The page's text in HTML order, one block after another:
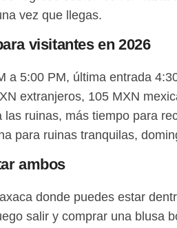
vez que llegas.
visitantes en 2026
a 5:00 PM, última entrada
extranjeros, 105 MXN
las ruinas, más tiempo para
para ruinas tranquilas,
ambos
donde puedes estar
salir y comprar una blusa